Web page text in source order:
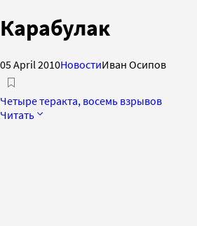
Карабулак
05 April 2010НовостиИван Осипов
Четыре теракта, восемь взрывов
Читать